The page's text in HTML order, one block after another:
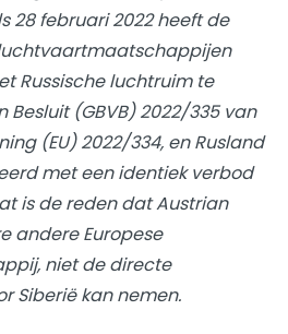
28 februari 2022 heeft de
Russische luchtruim te
(GBVB) 2022/335 van
(EU) 2022/334, en Rusland
met een identiek verbod
is de reden dat Austrian
andere Europese
niet de directe
Siberië kan nemen.